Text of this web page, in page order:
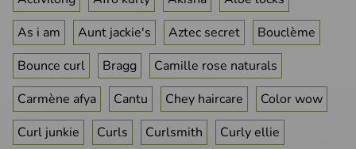
As i am
Aunt jackie's Aztec secret
Bouclème
Bounce curl
Bragg
Camille rose naturals
Carmène afya
Cantu Chey haircare
Color wow
Curl junkie
Curls Curlsmith
Curly ellie